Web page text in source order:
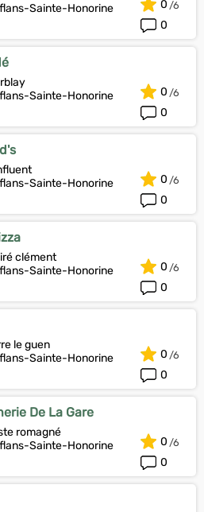
Sainte-Honorine
0
0
Sainte-Honorine
0
0
Sainte-Honorine
0
0
clément
Sainte-Honorine
0
0
le guen
Sainte-Honorine
0
0
De La Gare
romagné
Sainte-Honorine
0
0